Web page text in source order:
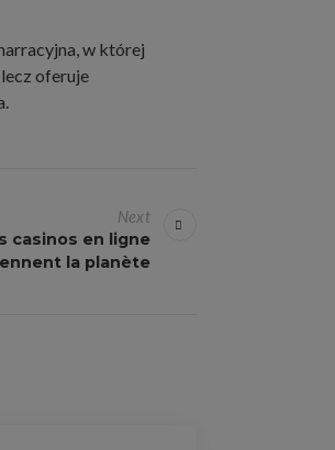
w której
oferuje
Next
casinos en ligne
la planète